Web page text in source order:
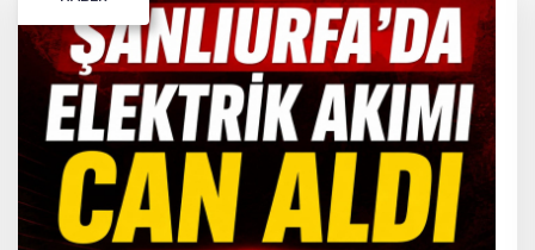
yapılan geniş çaplı aramada bulunan otomobil vinç
yardımıyla sudan çıkarıldı. Sulama kanalında kaybolan
sürücü ise aranıyor.